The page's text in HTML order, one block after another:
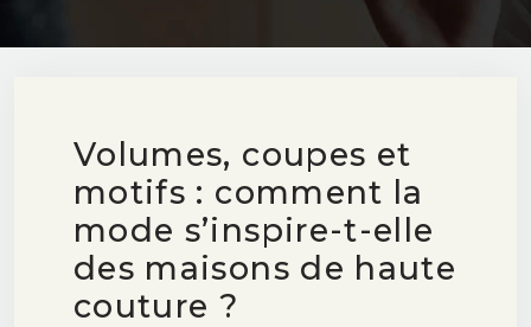
Volumes, coupes et
motifs : comment la
mode s’inspire-t-elle
des maisons de haute
couture ?